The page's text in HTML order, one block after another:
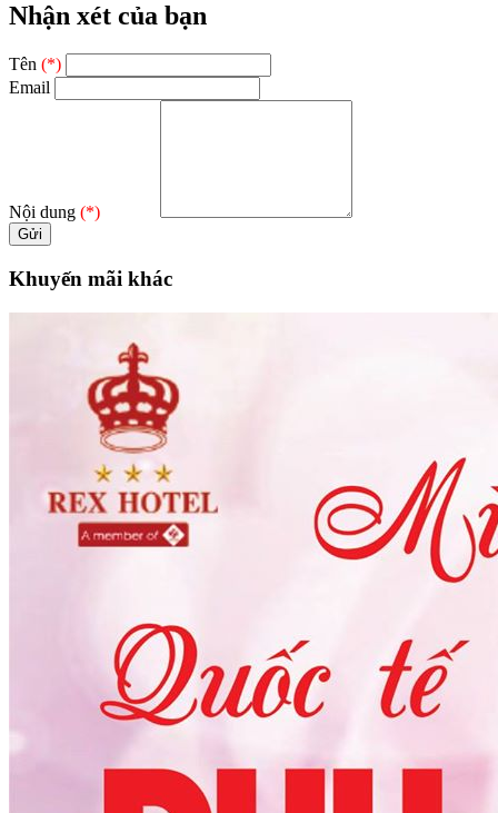
Nhận xét của bạn
Tên (*)
Email
Nội dung (*)
Khuyến mãi khác